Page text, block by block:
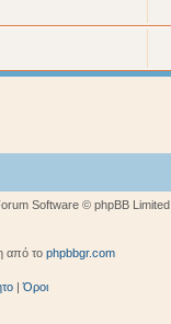
Software © phpBB Limited
από το phpbbgr.com
|Όροι